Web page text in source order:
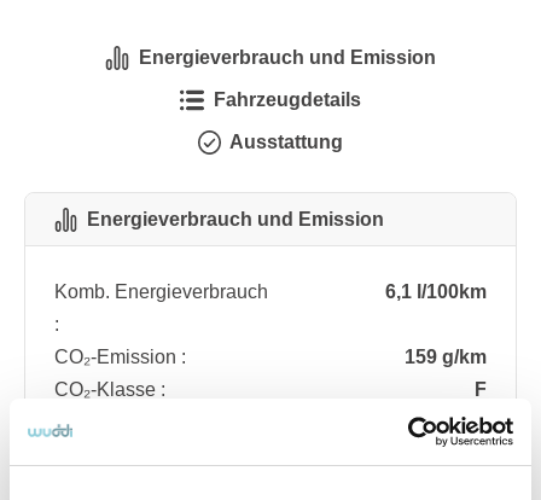
Energieverbrauch und Emission
Fahrzeugdetails
Ausstattung
Energieverbrauch und Emission
Komb. Energieverbrauch
:
6,1 l/100km
CO₂-Emission :
159 g/km
CO₂-Klasse :
F